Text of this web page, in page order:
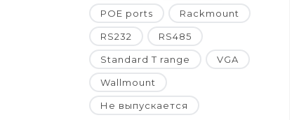
POE ports Rackmount
RS232 RS485
Standard T range VGA
Wallmount
Не выпускается